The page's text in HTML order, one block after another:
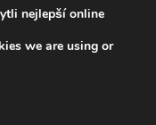
nejlepší online
we are using or